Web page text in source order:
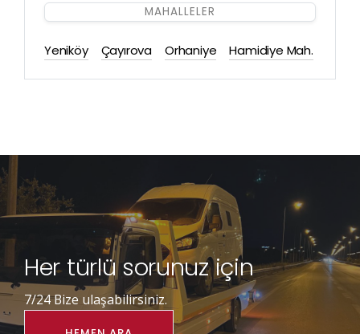
MAHALLELER
Yeniköy Çayırova Orhaniye Hamidiye Mah.
Her türlü sorunuz için
7/24 Bize ulaşabilirsiniz.